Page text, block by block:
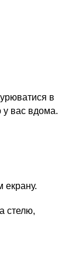
в
у вас вдома.
екрану.
стелю,